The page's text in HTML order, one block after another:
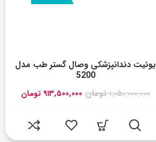
یونیت دندانپزشکی وصال گستر طب مدل
5200
۱,۰۵۰,۰۰۰,۰۰۰تومان قیمت
بود.
۹۱۳,۵۰۰,۰۰۰ تومان